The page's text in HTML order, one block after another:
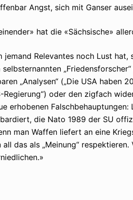
Angst, sich mit Ganser
hat die «Sächsische»
jemand Relevantes noch Lust hat,
„Analysen“ („Die USA haben
Regierung“) oder den zigfach
erhobenen Falschbehauptungen:
die Nato 1989 der SU
man Waffen liefert an eine
das als „Meinung“